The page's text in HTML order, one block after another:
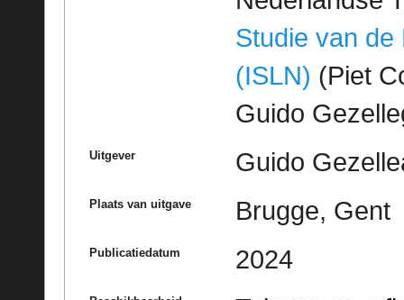
Studie van de
(ISLN) (Piet
Guido
Uitgever Guido
Plaats van uitgave Brugge, Gent
Publicatiedatum 2024